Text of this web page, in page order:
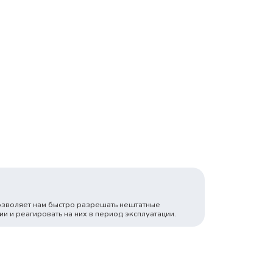
нам быстро разрешать нештатные
и реагировать на них в период эксплуатации.